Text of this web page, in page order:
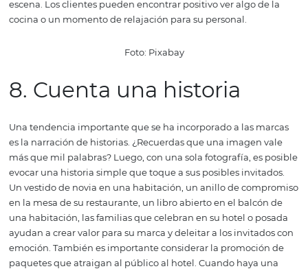
Foto: readme.lk
Use estos consejos para producir imágenes inusuales
captar la atención de quienes las ven.
7. Incluya personas en
fotos de su hotel